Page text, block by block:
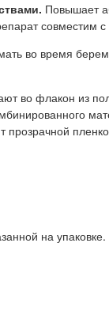
Повышает
совместим
во время
во флакон из
на упаковке.